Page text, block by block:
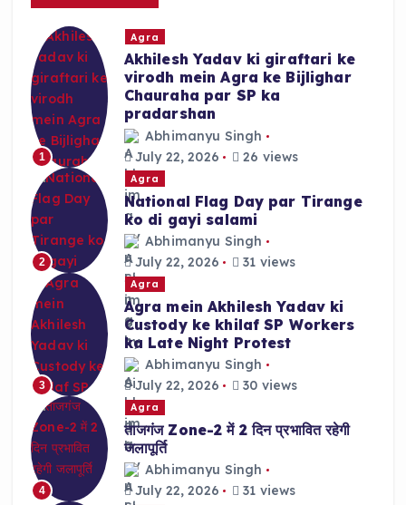
o
k
p
1
Agra
Akhilesh Yadav ki giraftari ke
virodh mein Agra ke Bijlighar
Chauraha par SP ka
pradarshan
Abhimanyu Singh
July 22, 2026
26 views
2
Agra
National Flag Day par Tirange
ko di gayi salami
Abhimanyu Singh
July 22, 2026
31 views
3
Agra
Agra mein Akhilesh Yadav ki
Custody ke khilaf SP Workers
ka Late Night Protest
Abhimanyu Singh
July 22, 2026
30 views
4
Agra
ताजगंज Zone-2 में 2 दिन प्रभावित रहेगी
जलापूर्ति
Abhimanyu Singh
July 22, 2026
31 views